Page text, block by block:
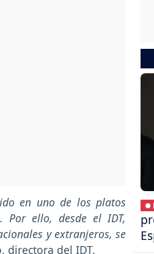
en uno de los platos
Por ello, desde el IDT,
y extranjeros, se
directora del IDT.
●